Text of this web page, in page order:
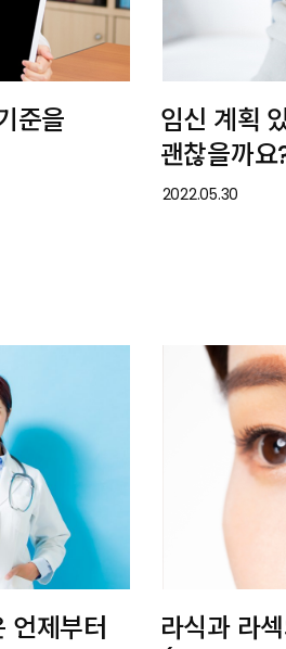
준을
임신 계획
괜찮을까요
2022.05.30
언제부터
라식과 라